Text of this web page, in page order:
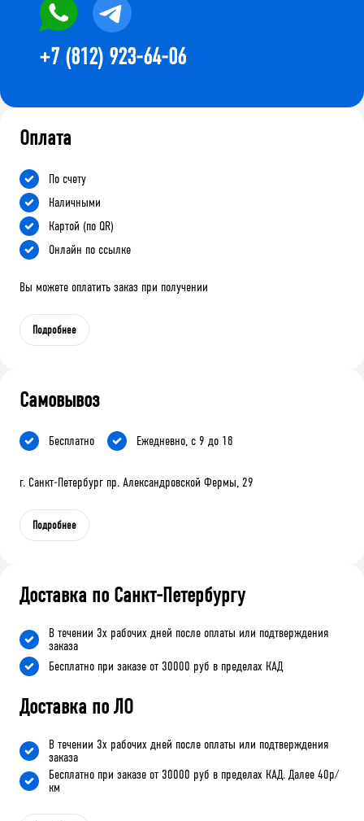
+7 (812) 923-64-06
Оплата
По счету
Наличными
Картой (по QR)
Онлайн по ссылке
Вы можете оплатить заказ при получении
Подробнее
Самовывоз
Бесплатно Ежедневно, с 9 до 18
г. Санкт-Петербург пр. Александровской Фермы, 29
Подробнее
Доставка по Санкт-Петербургу
В течении 3х рабочих дней после оплаты или подтверждения
заказа
Бесплатно при заказе от 30000 руб в пределах КАД
Доставка по ЛО
В течении 3х рабочих дней после оплаты или подтверждения
заказа
Бесплатно при заказе от 30000 руб в пределах КАД. Далее 40р/
км